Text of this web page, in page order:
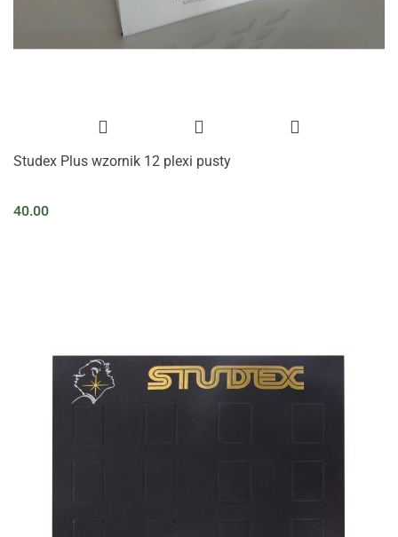
Studex Plus wzornik 12 plexi pusty
40.00